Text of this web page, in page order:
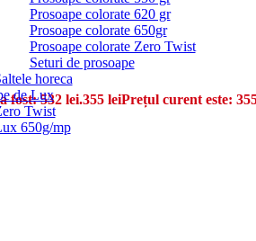
Prosoape colorate 620 gr
Prosoape colorate 650gr
Prosoape colorate Zero Twist
Seturi de prosoape
horeca
de Lux
Twist
650g/mp
fost: 532 lei.355 leiPrețul curent este: